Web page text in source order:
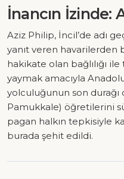
İnancın İzinde:
Aziz Philip, İncil’de adı
yanıt veren havarilerden
hakikate olan bağlılığı ile
yaymak amacıyla
yolculuğunun son durağı
Pamukkale) öğretilerini
pagan halkın tepkisiyle
burada şehit edildi.